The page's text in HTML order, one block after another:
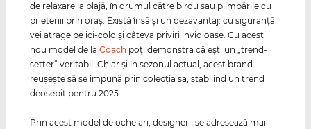
de relaxare la plajă, în drumul către birou sau plimbările cu
prietenii prin oraş. Există însă şi un dezavantaj: cu siguranţă
vei atrage pe ici-colo şi câteva priviri invidioase. Cu acest
nou model de laCoach poţi demonstra că eşti un „trend-
setter“ veritabil. Chiar şi în sezonul actual, acest brand
reuşeşte să se impună prin colecţia sa, stabilind un trend
deosebit pentru 2025.
Prin acest model de ochelari, designerii se adresează mai